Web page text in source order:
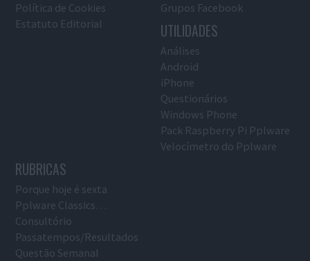
Política de Cookies
Estatuto Editorial
Grupos Facebook
UTILIDADES
Análises
Android
iPhone
Questionários
Windows Phone
Pack Raspberry Pi Pplware
Velocímetro do Pplware
RUBRICAS
Porque hoje é sexta
Pplware Classics…
Consultório
Passatempos/Resultados
Questão Semanal